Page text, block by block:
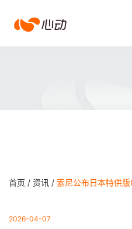
爱搜索结果
首页 / 资讯 /
2026-04-07